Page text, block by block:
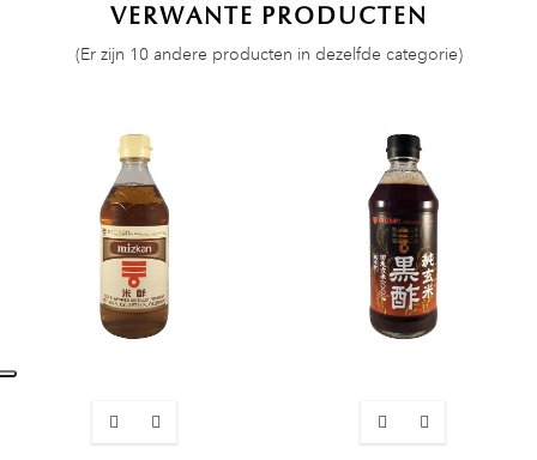
VERWANTE PRODUCTEN
(Er zijn 10 andere producten in dezelfde categorie)